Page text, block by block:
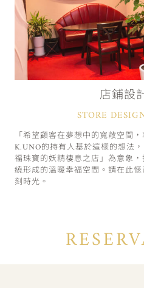
店鋪設
STORE
「希望顧客在夢想中的寬敞空間
K.UNO的持有人基於這樣的想法
福珠寶的妖精棲息之店」為意象
繞形成的溫暖幸福空間。請在此
刻時光。